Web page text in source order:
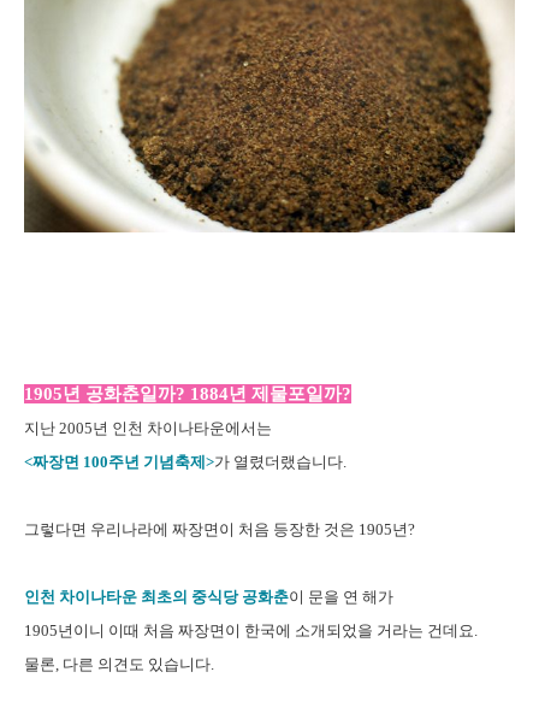
1905년 공화춘일까? 1884년 제물포일까?
지난 2005년 인천 차이나타운에서는
<짜장면 100주년 기념축제>가 열렸더랬습니다.
그렇다면 우리나라에 짜장면이 처음 등장한 것은 1905년?
인천 차이나타운 최초의 중식당 공화춘이 문을 연 해가
1905년이니 이때 처음 짜장면이 한국에 소개되었을 거라는 건데요.
물론, 다른 의견도 있습니다.